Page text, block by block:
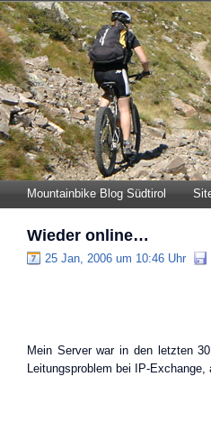
Mountainbike Blog Südtirol
Wieder online…
25 Jan, 2006 um 10:46 Uhr
Mein Server war in den letzten
Leitungsproblem bei IP-